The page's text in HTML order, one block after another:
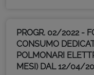
PROGR. 02/2022 -
CONSUMO
POLMONARI
MESI) DAL 12/04/